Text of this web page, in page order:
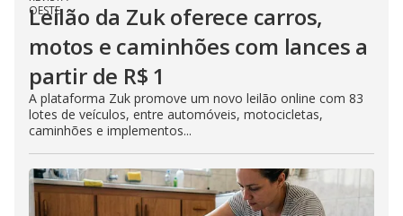
Leilão da Zuk oferece carros,
motos e caminhões com lances a
partir de R$ 1
A plataforma Zuk promove um novo leilão online com 83
lotes de veículos, entre automóveis, motocicletas,
caminhões e implementos...